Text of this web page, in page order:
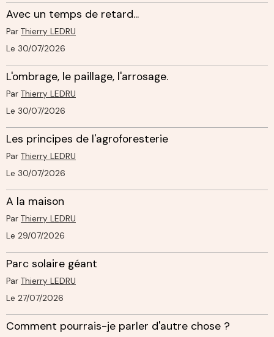
Avec un temps de retard...
Par Thierry LEDRU
Le 30/07/2026
L'ombrage, le paillage, l'arrosage.
Par Thierry LEDRU
Le 30/07/2026
Les principes de l'agroforesterie
Par Thierry LEDRU
Le 30/07/2026
A la maison
Par Thierry LEDRU
Le 29/07/2026
Parc solaire géant
Par Thierry LEDRU
Le 27/07/2026
Comment pourrais-je parler d'autre chose ?